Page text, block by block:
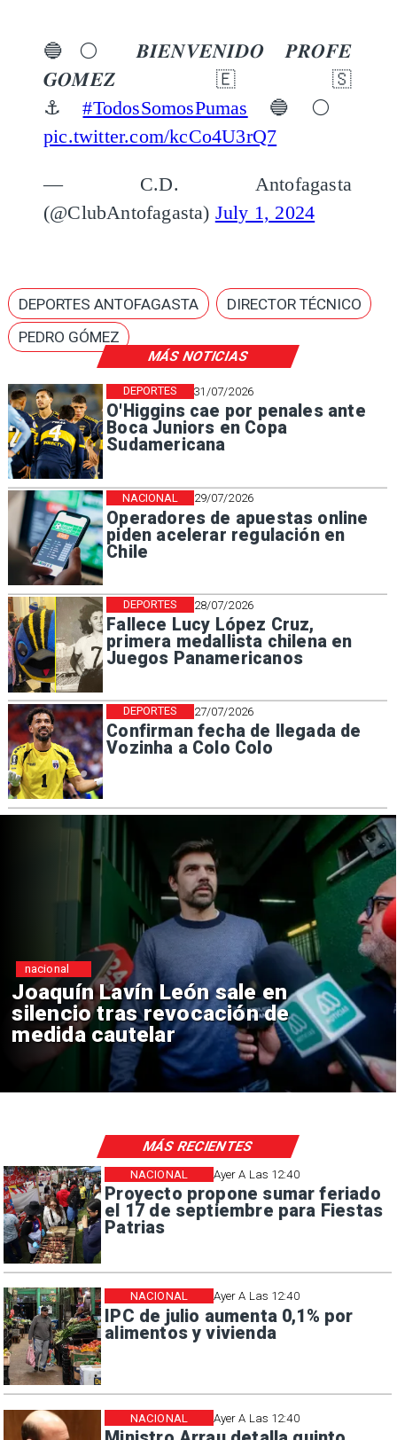
MÁS NOTICIAS
31/07/2026
O'Higgins cae por penales ante
Boca Juniors en Copa
Sudamericana
DEPORTES
29/07/2026
Operadores de apuestas online
piden acelerar regulación en
Chile
NACIONAL
28/07/2026
Fallece Lucy López Cruz,
primera medallista chilena en
Juegos Panamericanos
DEPORTES
27/07/2026
Confirman fecha de llegada de
Vozinha a Colo Colo
DEPORTES
🔵⚪️ 𝑩𝑰𝑬𝑵𝑽𝑬𝑵𝑰𝑫𝑶 𝑷𝑹𝑶𝑭𝑬
𝑮𝑶𝑴𝑬𝒁 🇪🇸
⚓️#TodosSomosPumas 🔵⚪️
pic.twitter.com/kcCo4U3rQ7
— C.D. Antofagasta
(@ClubAntofagasta) July 1, 2024
DEPORTES ANTOFAGASTA
DIRECTOR TÉCNICO
PEDRO GÓMEZ
Chile y Venezuela formalizan
reinicio de relaciones
consulares
nacional
Ayer A Las 12:40
Proyecto propone sumar feriado
el 17 de septiembre para Fiestas
Patrias
NACIONAL
Ayer A Las 12:40
IPC de julio aumenta 0,1% por
alimentos y vivienda
NACIONAL
Ayer A Las 12:40
NACIONAL
MÁS RECIENTES